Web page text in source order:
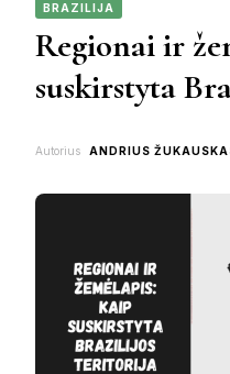
BRAZILIJA
Regionai ir
suskirstyta
Autorius ANDRIUS